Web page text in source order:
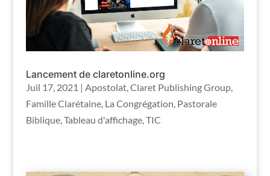
Lancement de claretonline.org
Juil 17, 2021 | Apostolat,Claret Publishing Group,
Famille Clarétaine, La Congrégation, Pastorale
Biblique,Tableau d'affichage,TIC